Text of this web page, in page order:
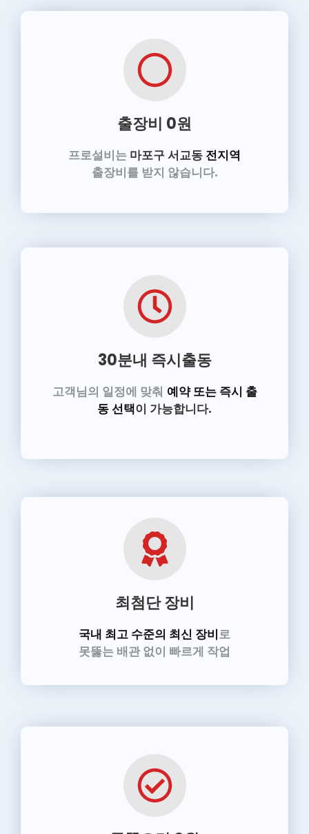
출장비 0원
프로설비는 마포구 서교동 전지역
출장비를 받지 않습니다.
30분내 즉시출동
고객님의 일정에 맞춰 예약 또는 즉시 출
동 선택이 가능합니다.
최첨단 장비
국내 최고 수준의 최신 장비로
못뚫는 배관 없이 빠르게 작업